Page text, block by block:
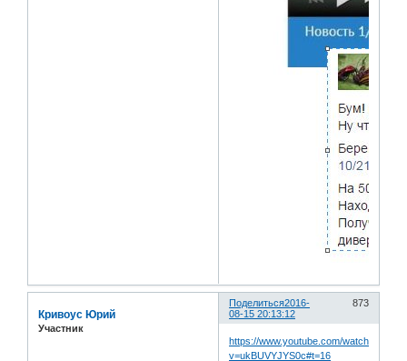
Поделиться 873
2016-
08-15 20:13:12
Кривоус Юрий
Участник
https://www.youtube.com/watch?
v=ukBUVYJYS0c#t=16